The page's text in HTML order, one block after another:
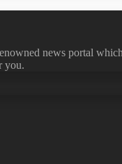
news portal
you.